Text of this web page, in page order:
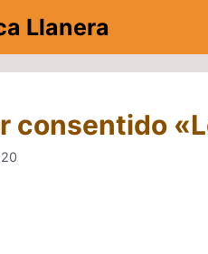
Llanera
consentido